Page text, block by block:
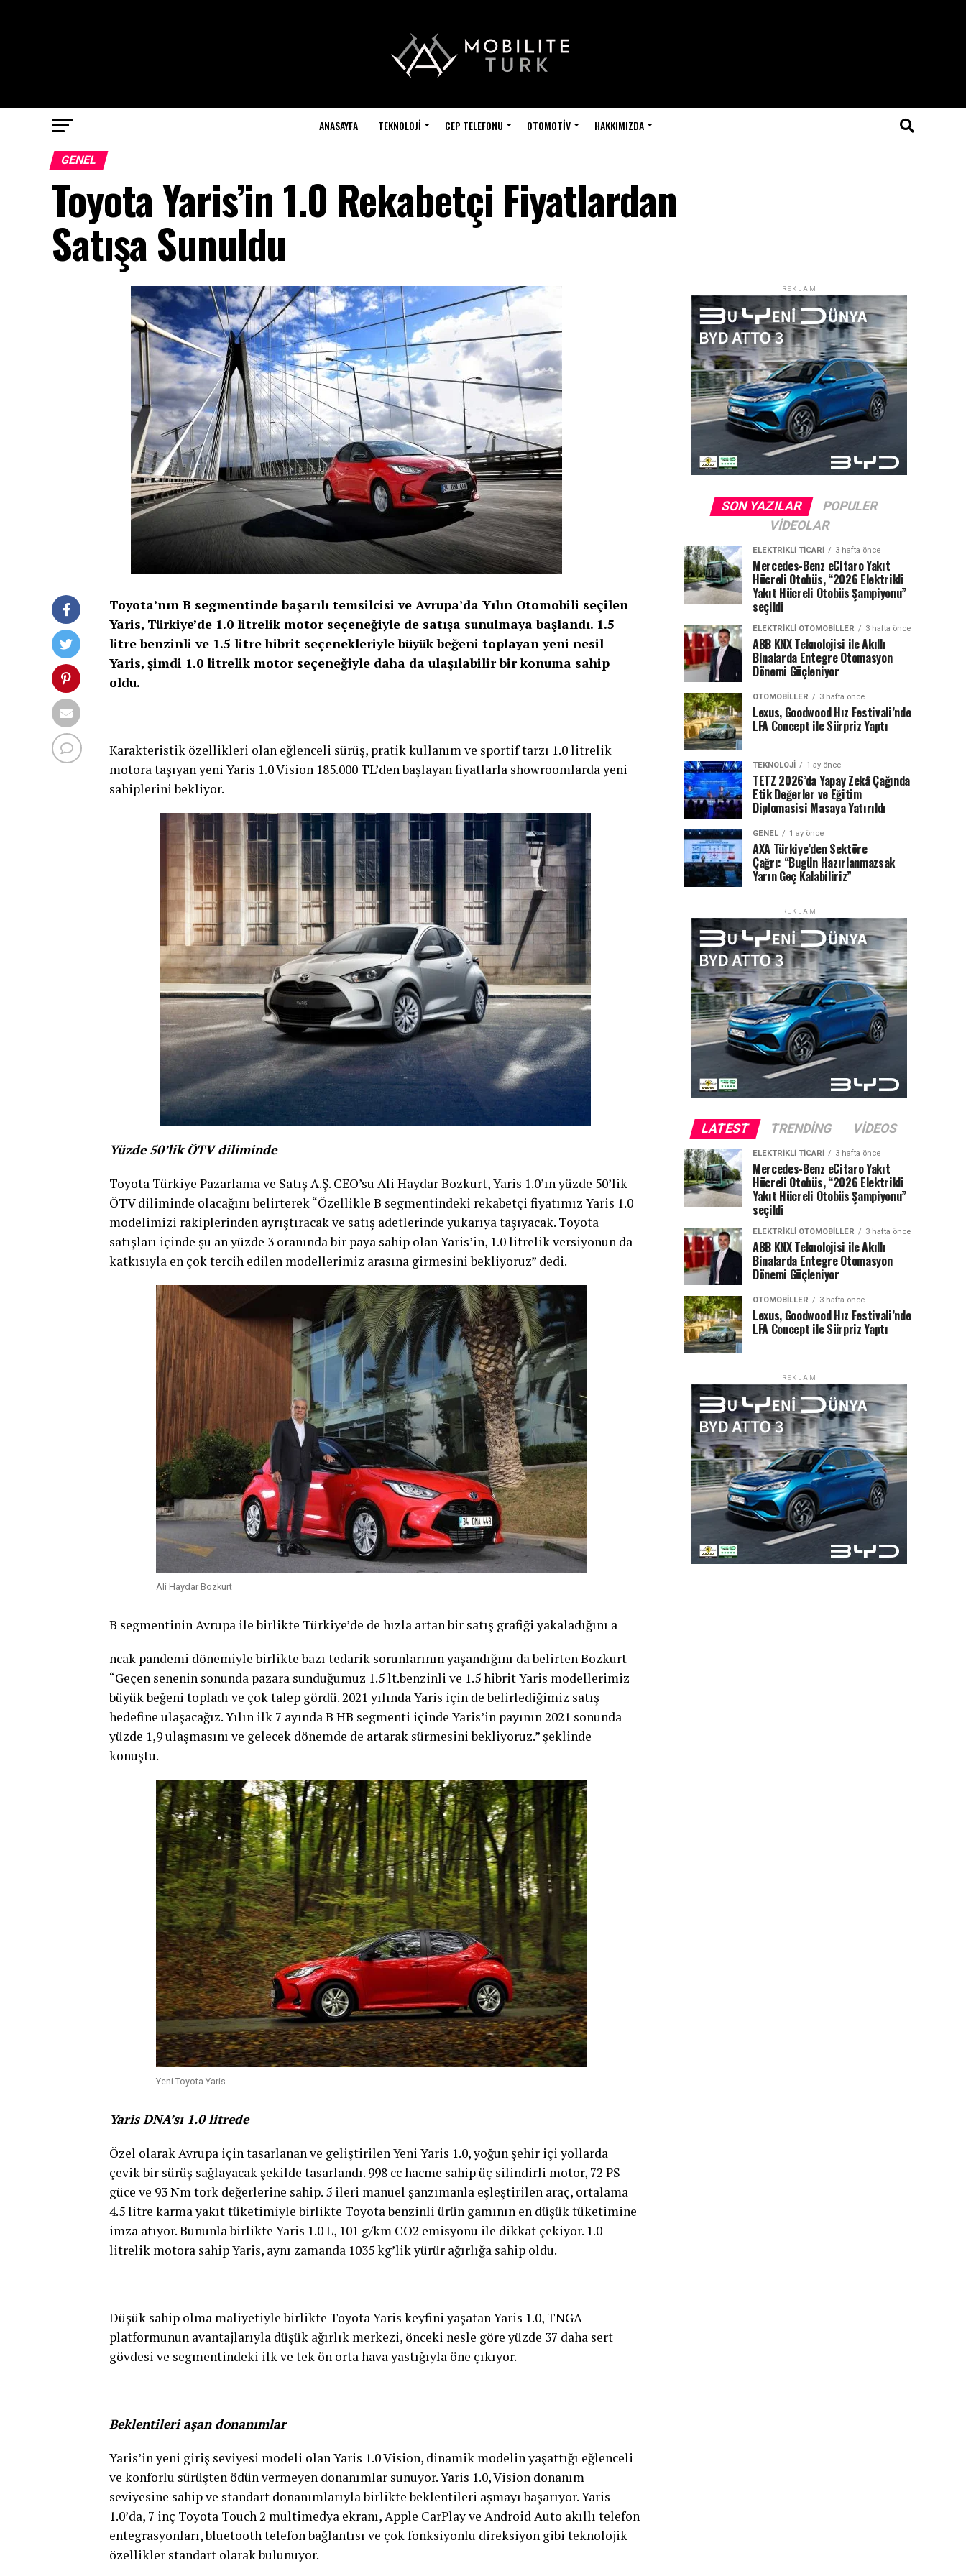
ANASAYFA TEKNOLOJI CEP TELEFONU OTOMOTIV HAKKIMIZDA
GENEL
Toyota Yaris’in 1.0 Rekabetçi Fiyatlardan
Satışa Sunuldu
Toyota’nın B segmentinde başarılı temsilcisi ve Avrupa’da Yılın Otomobili seçilen
Yaris, Türkiye’de 1.0 litrelik motor seçeneğiyle de satışa sunulmaya başlandı. 1.5
litre benzinli ve 1.5 litre hibrit seçenekleriyle büyük beğeni toplayan yeni nesil
Yaris, şimdi 1.0 litrelik motor seçeneğiyle daha da ulaşılabilir bir konuma sahip
oldu.
Karakteristik özellikleri olan eğlenceli sürüş, pratik kullanım ve sportif tarzı 1.0 litrelik
motora taşıyan yeni Yaris 1.0 Vision 185.000 TL’den başlayan fiyatlarla showroomlarda yeni
sahiplerini bekliyor.
Yüzde 50’lik ÖTV diliminde
Toyota Türkiye Pazarlama ve Satış A.Ş. CEO’su Ali Haydar Bozkurt, Yaris 1.0’ın yüzde 50’lik
ÖTV diliminde olacağını belirterek “Özellikle B segmentindeki rekabetçi fiyatımız Yaris 1.0
modelimizi rakiplerinden ayrıştıracak ve satış adetlerinde yukarıya taşıyacak. Toyota
satışları içinde şu an yüzde 3 oranında bir paya sahip olan Yaris’in, 1.0 litrelik versiyonun da
katkısıyla en çok tercih edilen modellerimiz arasına girmesini bekliyoruz” dedi.
Ali Haydar Bozkurt
B segmentinin Avrupa ile birlikte Türkiye’de de hızla artan bir satış grafiği yakaladığını a
ncak pandemi dönemiyle birlikte bazı tedarik sorunlarının yaşandığını da belirten Bozkurt
“Geçen senenin sonunda pazara sunduğumuz 1.5 lt.benzinli ve 1.5 hibrit Yaris modellerimiz
büyük beğeni topladı ve çok talep gördü. 2021 yılında Yaris için de belirlediğimiz satış
hedefine ulaşacağız. Yılın ilk 7 ayında B HB segmenti içinde Yaris’in payının 2021 sonunda
yüzde 1,9 ulaşmasını ve gelecek dönemde de artarak sürmesini bekliyoruz.” şeklinde
konuştu.
Yeni Toyota Yaris
Yaris DNA’sı 1.0 litrede
Özel olarak Avrupa için tasarlanan ve geliştirilen Yeni Yaris 1.0, yoğun şehir içi yollarda
çevik bir sürüş sağlayacak şekilde tasarlandı. 998 cc hacme sahip üç silindirli motor, 72 PS
güce ve 93 Nm tork değerlerine sahip. 5 ileri manuel şanzımanla eşleştirilen araç, ortalama
4.5 litre karma yakıt tüketimiyle birlikte Toyota benzinli ürün gamının en düşük tüketimine
imza atıyor. Bununla birlikte Yaris 1.0 L, 101 g/km CO2 emisyonu ile dikkat çekiyor. 1.0
litrelik motora sahip Yaris, aynı zamanda 1035 kg’lik yürür ağırlığa sahip oldu.
Düşük sahip olma maliyetiyle birlikte Toyota Yaris keyfini yaşatan Yaris 1.0, TNGA
platformunun avantajlarıyla düşük ağırlık merkezi, önceki nesle göre yüzde 37 daha sert
gövdesi ve segmentindeki ilk ve tek ön orta hava yastığıyla öne çıkıyor.
Beklentileri aşan donanımlar
Yaris’in yeni giriş seviyesi modeli olan Yaris 1.0 Vision, dinamik modelin yaşattığı eğlenceli
ve konforlu sürüşten ödün vermeyen donanımlar sunuyor. Yaris 1.0, Vision donanım
seviyesine sahip ve standart donanımlarıyla birlikte beklentileri aşmayı başarıyor. Yaris
1.0’da, 7 inç Toyota Touch 2 multimedya ekranı, Apple CarPlay ve Android Auto akıllı telefon
entegrasyonları, bluetooth telefon bağlantısı ve çok fonksiyonlu direksiyon gibi teknolojik
özellikler standart olarak bulunuyor.
REKLAM
SON YAZILAR
POPULER
VIDEOLAR
ELEKTRIKLI TICARI 3 hafta önce
Mercedes-Benz eCitaro Yakıt
Hücreli Otobüs, “2026 Elektrikli
Yakıt Hücreli Otobüs Şampiyonu”
seçildi
ELEKTRIKLI OTOMOBILLER 3 hafta önce
ABB KNX Teknolojisi ile Akıllı
Binalarda Entegre Otomasyon
Dönemi Güçleniyor
OTOMOBILLER 3 hafta önce
Lexus, Goodwood Hız Festivali’nde
LFA Concept ile Sürpriz Yaptı
TEKNOLOJI 1 ay önce
TETZ 2026’da Yapay Zekâ Çağında
Etik Değerler ve Eğitim
Diplomasisi Masaya Yatırıldı
GENEL 1 ay önce
AXA Türkiye’den Sektöre
Çağrı: “Bugün Hazırlanmazsak
Yarın Geç Kalabiliriz”
REKLAM
LATEST TRENDING VIDEOS
ELEKTRIKLI TICARI 3 hafta önce
Mercedes-Benz eCitaro Yakıt
Hücreli Otobüs, “2026 Elektrikli
Yakıt Hücreli Otobüs Şampiyonu”
seçildi
ELEKTRIKLI OTOMOBILLER 3 hafta önce
ABB KNX Teknolojisi ile Akıllı
Binalarda Entegre Otomasyon
Dönemi Güçleniyor
OTOMOBILLER 3 hafta önce
Lexus, Goodwood Hız Festivali’nde
LFA Concept ile Sürpriz Yaptı
REKLAM